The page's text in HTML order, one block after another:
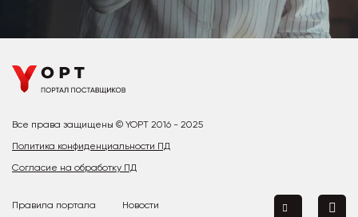
Все права защищены © YOPT 2016 - 2025
Политика конфиденциальности ПД
Согласие на обработку ПД
Правила портала Новости